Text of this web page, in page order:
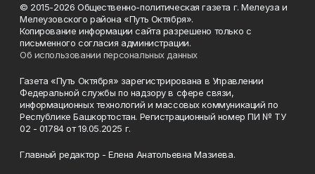
© 2015-2026 Общественно-политическая газета г. Мелеуза и
Мелеузовского района «Путь Октября».
Копирование информации сайта разрешено только с
письменного согласия администрации.
Об использовании персональных данных
Газета «Путь Октября» зарегистрирована в Управлении
Федеральной службы по надзору в сфере связи,
информационных технологий и массовых коммуникаций по
Республике Башкортостан. Регистрационный номер ПИ № ТУ
02 - 01784 от 19.05.2025 г.
Главный редактор - Елена Анатольевна Мазиева.